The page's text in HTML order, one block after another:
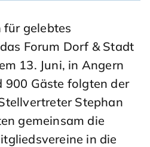
für gelebtes
Forum Dorf & Stadt
13. Juni, in Angern
900 Gäste folgten der
Stephan
gemeinsam die
in die